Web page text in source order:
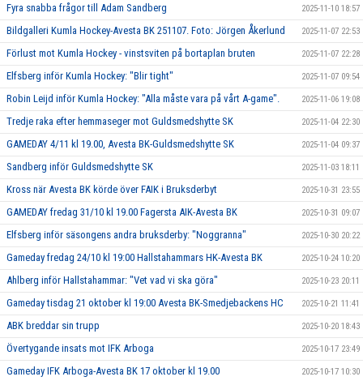
Fyra snabba frågor till Adam Sandberg 2025-11-10 18:57
Bildgalleri Kumla Hockey-Avesta BK 251107. Foto: Jörgen Åkerlund 2025-11-07 22:53
Förlust mot Kumla Hockey - vinstsviten på bortaplan bruten 2025-11-07 22:28
Elfsberg inför Kumla Hockey: "Blir tight" 2025-11-07 09:54
Robin Leijd inför Kumla Hockey: "Alla måste vara på vårt A-game". 2025-11-06 19:08
Tredje raka efter hemmaseger mot Guldsmedshytte SK 2025-11-04 22:30
GAMEDAY 4/11 kl 19.00, Avesta BK-Guldsmedshytte SK 2025-11-04 09:37
Sandberg inför Guldsmedshytte SK 2025-11-03 18:11
Kross när Avesta BK körde över FAIK i Bruksderbyt 2025-10-31 23:55
GAMEDAY fredag 31/10 kl 19.00 Fagersta AIK-Avesta BK 2025-10-31 09:07
Elfsberg inför säsongens andra bruksderby: "Noggranna" 2025-10-30 20:22
Gameday fredag 24/10 kl 19:00 Hallstahammars HK-Avesta BK 2025-10-24 10:20
Ahlberg inför Hallstahammar: "Vet vad vi ska göra" 2025-10-23 20:11
Gameday tisdag 21 oktober kl 19:00 Avesta BK-Smedjebackens HC 2025-10-21 11:41
ABK breddar sin trupp 2025-10-20 18:43
Övertygande insats mot IFK Arboga 2025-10-17 23:49
Gameday IFK Arboga-Avesta BK 17 oktober kl 19.00 2025-10-17 10:30